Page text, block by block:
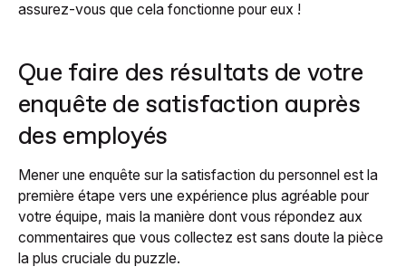
assurez-vous que cela fonctionne pour eux !
Que faire des résultats de votre
enquête de satisfaction auprès
des employés
Mener une enquête sur la satisfaction du personnel est la
première étape vers une expérience plus agréable pour
votre équipe, mais la manière dont vous répondez aux
commentaires que vous collectez est sans doute la pièce
la plus cruciale du puzzle.